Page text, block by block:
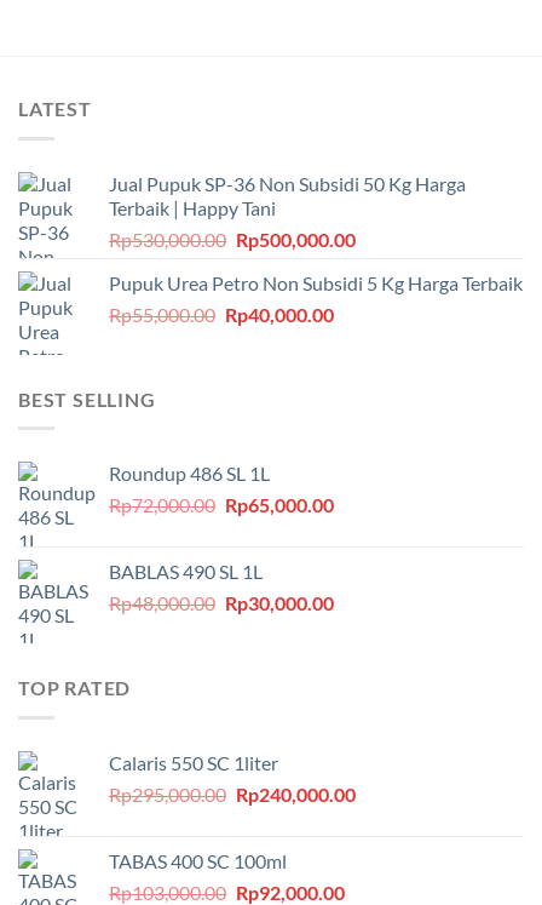
LATEST
Jual Pupuk SP-36 Non Subsidi 50 Kg Harga
Terbaik | Happy Tani
Rp530,000.00 Harga
adalah:
Rp530,000.00.
Rp500,000.00Harga
ini
Pupuk Urea Petro Non Subsidi 5 Kg Harga Terbaik
Rp55,000.00 Harga
Rp40,000.00Harga
BEST SELLING
Roundup 486 SL 1L
Rp72,000.00 Harga
Rp72,000.00.
Rp65,000.00Harga
Rp65,000.00.
BABLAS 490 SL 1L
Rp48,000.00 Harga
Rp30,000.00Harga
TOP RATED
Calaris 550 SC 1liter
Rp295,000.00 Harga
Rp295,000.00.
Rp240,000.00Harga
TABAS 400 SC 100ml
Rp103,000.00 Harga
Rp92,000.00Harga